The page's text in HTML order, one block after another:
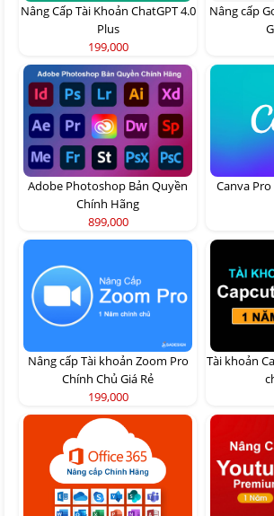
Nâng Cấp Tài Khoản ChatGPT 4.0
Plus
199,000
Nâng cấp
Adobe Photoshop Bản Quyền
Chính Hãng
899,000
Canva
Nâng cấp Tài khoản Zoom Pro
Chính Chủ Giá Rẻ
199,000
Tài khoản